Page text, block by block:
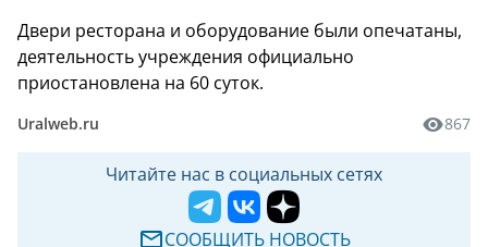
Двери ресторана и оборудование были опечатаны,
деятельность учреждения официально
приостановлена на 60 суток.
Uralweb.ru 867
Читайте нас в социальных сетях
СООБЩИТЬ НОВОСТЬ